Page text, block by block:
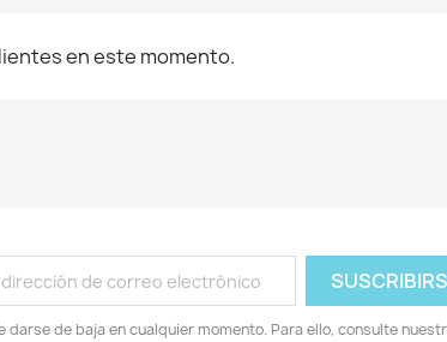
en este momento.
darse de baja en cualquier momento. Para ello, consulte